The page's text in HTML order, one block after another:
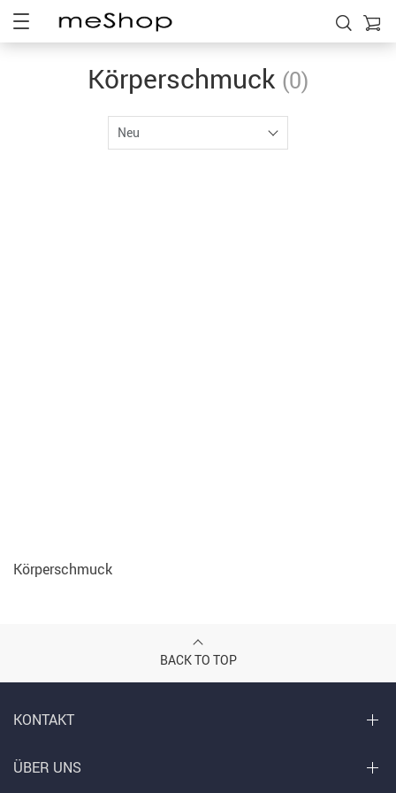
Körperschmuck (0)
Neu
Körperschmuck
BACK TO TOP
KONTAKT
ÜBER UNS